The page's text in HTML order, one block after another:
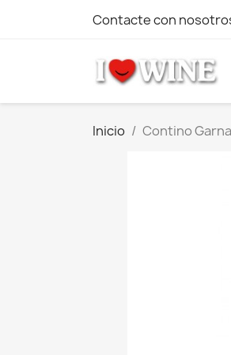
Contacte con
Inicio Contino